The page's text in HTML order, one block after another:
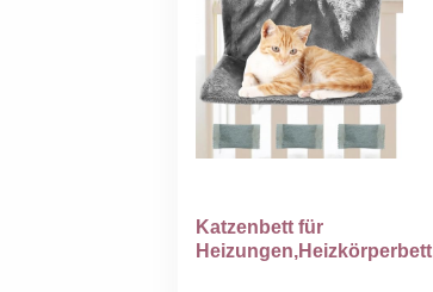
Katzenbett für
Heizungen,Heizkörperbett